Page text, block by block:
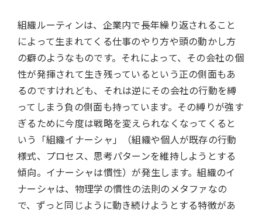
組織ルーティンは、企業内で長年繰り返されること
によって生まれてくる仕事のやり方や頭の動かし方
の癖のようなものです。それによって、その会社の個
性が発揮されて生き残っているという正の側面もあ
るのですけれども、それは逆にその会社の行動を縛
ってしまう負の側面も持っています。その縛りが強す
ぎるために今度は戦略を変えられなくなってくると
いう「組織イナーシャ」（組織や個人が既存の行動
様式、プロセス、思考パターンを維持しようとする
傾向。イナーシャは慣性）が発生します。組織のイ
ナーシャは、物理学の慣性の法則のメタファなの
で、ずっと同じように動き続けようとする特徴があ